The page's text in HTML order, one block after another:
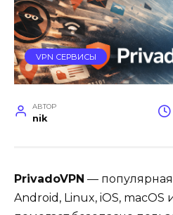
VPN СЕРВИСЫ
АВТОР
nik
PrivadoVPN —
Android, Linux, iOS, macOS